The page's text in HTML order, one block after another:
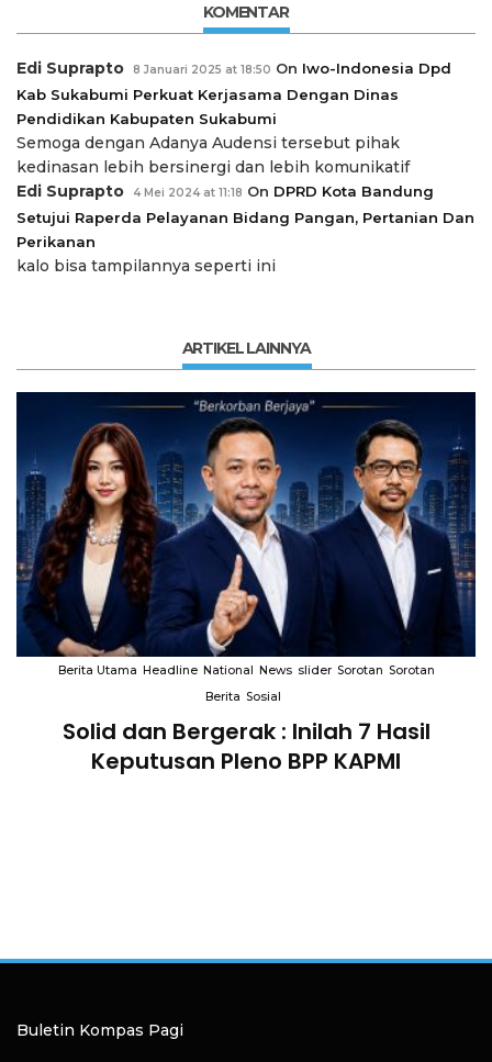
KOMENTAR
Edi Suprapto 8 Januari 2025 at 18:50 On Iwo-Indonesia Dpd
Kab Sukabumi Perkuat Kerjasama Dengan Dinas
Pendidikan Kabupaten Sukabumi
Semoga dengan Adanya Audensi tersebut pihak
kedinasan lebih bersinergi dan lebih komunikatif
Edi Suprapto
4 Mei 2024 at 11:18 On DPRD Kota Bandung
Setujui Raperda Pelayanan Bidang Pangan, Pertanian Dan
Perikanan
kalo bisa tampilannya seperti ini
ARTIKEL LAINNYA
Berita Utama Headline National News slider Sorotan Sorotan
Berita Sosial
Solid dan Bergerak : Inilah 7 Hasil
Keputusan Pleno BPP KAPMI
Buletin Kompas Pagi